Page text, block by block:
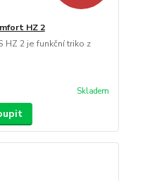
HZ 2
HZ 2 je funkční triko z
Skladem